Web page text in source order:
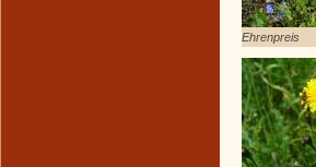
Ehrenpreis